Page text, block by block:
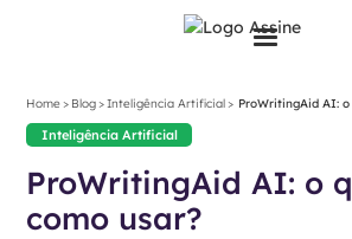
Home> Blog>Inteligência Artificial> ProWritingAid AI:
Inteligência Artificial
ProWritingAid AI: o
como usar?